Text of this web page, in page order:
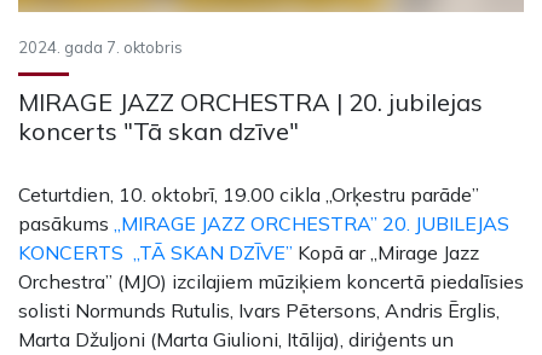
2024. gada 7. oktobris
MIRAGE JAZZ ORCHESTRA | 20. jubilejas
koncerts "Tā skan dzīve"
Ceturtdien, 10. oktobrī, 19.00 cikla „Orķestru parāde”
pasākums „MIRAGE JAZZ ORCHESTRA” 20. JUBILEJAS
KONCERTS „TĀ SKAN DZĪVE” Kopā ar „Mirage Jazz
Orchestra” (MJO) izcilajiem mūziķiem koncertā piedalīsies
solisti Normunds Rutulis, Ivars Pētersons, Andris Ērglis,
Marta Džuljoni (Marta Giulioni, Itālija), diriģents un